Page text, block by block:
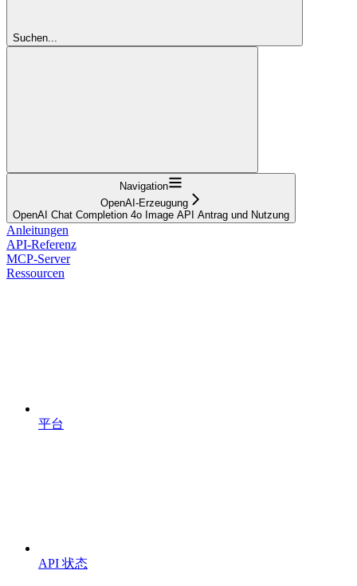
Suchen...
Navigation
OpenAI-Erzeugung
OpenAI Chat Completion 4o Image API Antrag und Nutzung
Anleitungen
API-Referenz
MCP-Server
Ressourcen
平台
API 状态